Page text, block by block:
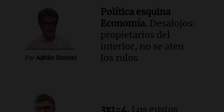
públicas en 14 meses
Panorama Federal
Audio.Una mujer murió cuando
esperaba cobrar su jubilación en un
Episodios
Por Adrián Simioni
Política esquina
Economía. Desalojos:
propietarios del
interior, no se aten
los rulos
3x1=4. Los gustos